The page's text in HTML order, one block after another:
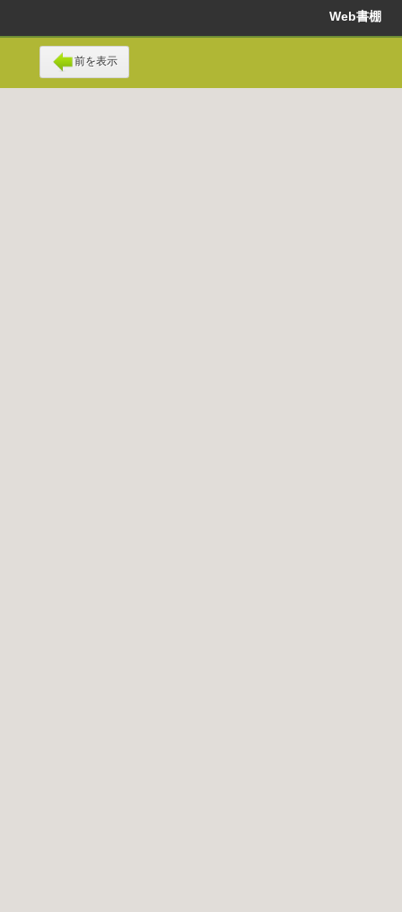
Web書棚
前を表示